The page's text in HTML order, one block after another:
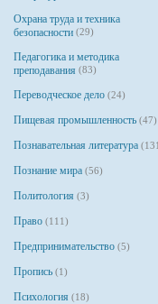
Охрана труда и техника
безопасности (29)
Педагогика и методика
преподавания (83)
Переводческое дело (24)
Пищевая промышленность (47)
Познавательная литература
Познание мира (56)
Политология (3)
Право (111)
Предпринимательство (5)
Пропись (1)
Психология (18)